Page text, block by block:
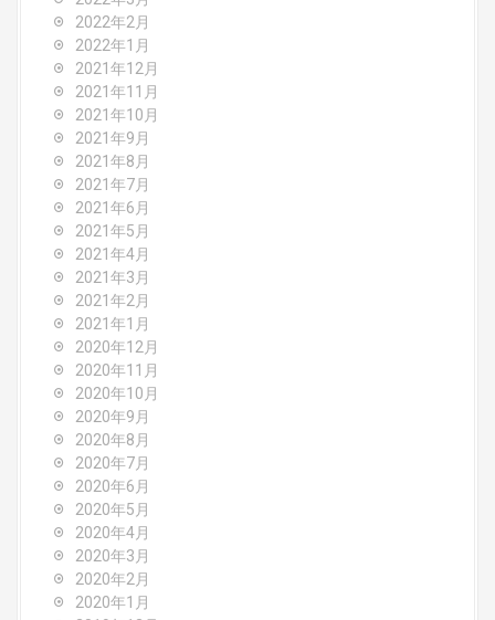
2022年2月
2022年1月
2021年12月
2021年11月
2021年10月
2021年9月
2021年8月
2021年7月
2021年6月
2021年5月
2021年4月
2021年3月
2021年2月
2021年1月
2020年12月
2020年11月
2020年10月
2020年9月
2020年8月
2020年7月
2020年6月
2020年5月
2020年4月
2020年3月
2020年2月
2020年1月